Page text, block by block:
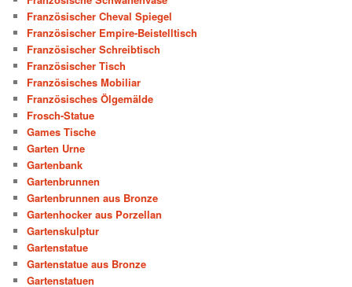
Französischer Cheval Spiegel
Französischer Empire-Beistelltisch
Französischer Schreibtisch
Französischer Tisch
Französisches Mobiliar
Französisches Ölgemälde
Frosch-Statue
Games Tische
Garten Urne
Gartenbank
Gartenbrunnen
Gartenbrunnen aus Bronze
Gartenhocker aus Porzellan
Gartenskulptur
Gartenstatue
Gartenstatue aus Bronze
Gartenstatuen